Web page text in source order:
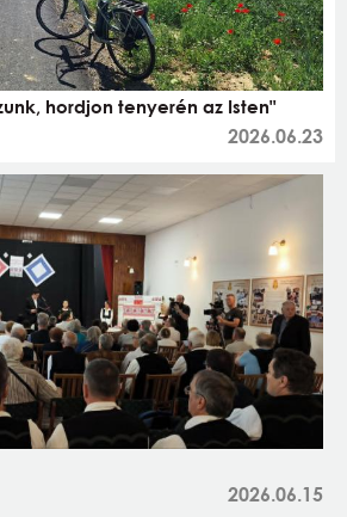
hordjon tenyerén az Isten"
2026.06.23
2026.06.15